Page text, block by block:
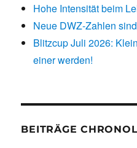
Hohe Intensität beim
Neue DWZ-Zahlen
Blitzcup Juli 2026:
einer werden!
BEITRÄGE